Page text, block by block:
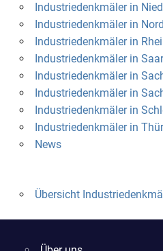
Industriedenkmäler in
Industriedenkmäler in
Industriedenkmäler in
Industriedenkmäler in
Industriedenkmäler in
Industriedenkmäler in
Industriedenkmäler in
Industriedenkmäler in
News
Übersicht